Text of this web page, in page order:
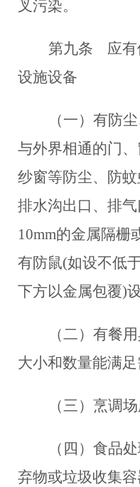
叉污染。
第九条
应
设施设备
（一）有防
与外界相通的门、
纱窗等防尘、防
排水沟出口、排
10mm的金属隔栅
有防鼠(如设不低
下方以金属包覆)设
（二）有餐
大小和数量能满足
（三）烹调
（四）食品
弃物或垃圾收集